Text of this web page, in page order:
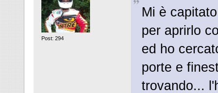
Post: 294
Mi è
per aprirlo
ed ho
porte e
trovando...